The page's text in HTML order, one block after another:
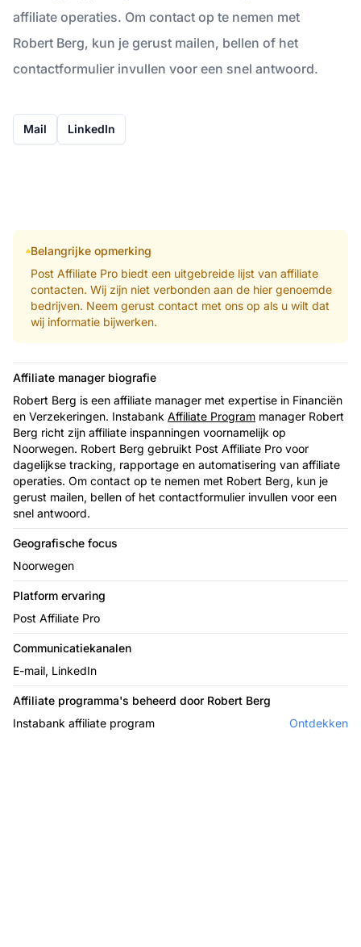
affiliate operaties. Om contact op te nemen met
Robert Berg, kun je gerust mailen, bellen of het
contactformulier invullen voor een snel antwoord.
Mail LinkedIn
Belangrijke opmerking
Post Affiliate Pro biedt een uitgebreide lijst van affiliate
contacten. Wij zijn niet verbonden aan de hier genoemde
bedrijven. Neem gerust contact met ons op als u wilt dat
wij informatie bijwerken.
Affiliate manager biografie
Robert Berg is een affiliate manager met expertise in Financiën
en Verzekeringen. Instabank Affiliate Program manager Robert
Berg richt zijn affiliate inspanningen voornamelijk op
Noorwegen. Robert Berg gebruikt Post Affiliate Pro voor
dagelijkse tracking, rapportage en automatisering van affiliate
operaties. Om contact op te nemen met Robert Berg, kun je
gerust mailen, bellen of het contactformulier invullen voor een
snel antwoord.
Geografische focus
Noorwegen
Platform ervaring
Post Affiliate Pro
Communicatiekanalen
E-mail, LinkedIn
Affiliate programma's beheerd door Robert Berg
Instabank affiliate program
Ontdekken